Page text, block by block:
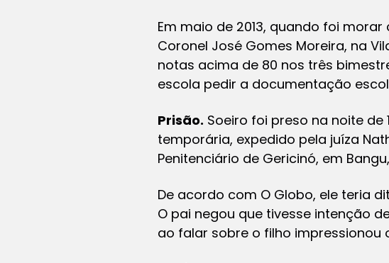
Em maio de 2013, quando foi
Coronel José Gomes Moreira, na
notas acima de 80 nos três
escola pedir a documentação
Prisão. Soeiro foi preso na noite
temporária, expedido pela juíza
Penitenciário de Gericinó, em
De acordo com O Globo, ele teria
O pai negou que tivesse intenção
ao falar sobre o filho impressionou